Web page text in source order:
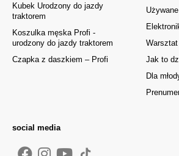
Używane
Warsztat
Jak to
Dla
Kubek Urodzony do jazdy
traktorem
Koszulka męska Profi -
urodzony do jazdy traktorem
Czapka z daszkiem – Profi
social media